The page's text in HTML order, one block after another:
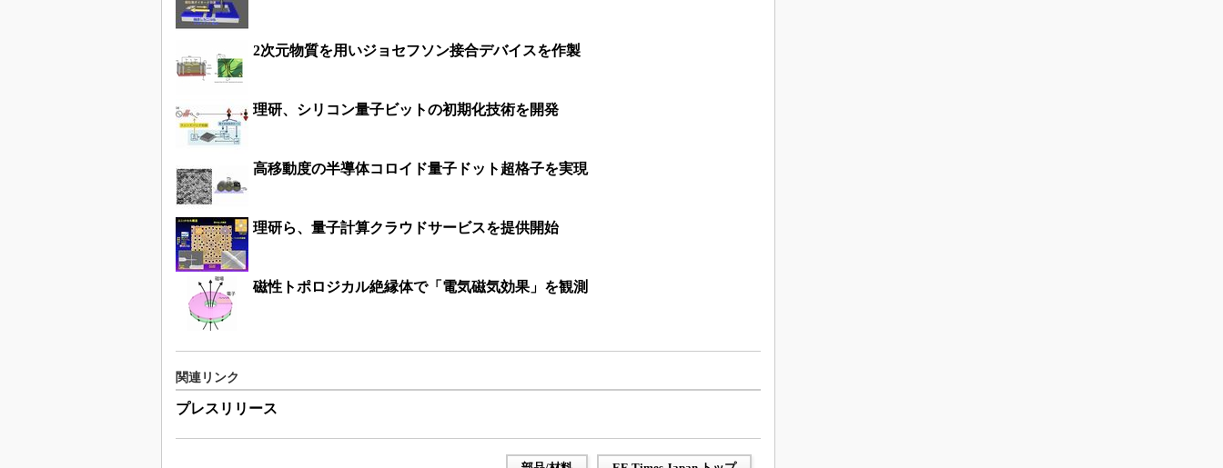
2次元物質を用いジョセフソン接合デバイスを作製
理研、シリコン量子ビットの初期化技術を開発
高移動度の半導体コロイド量子ドット超格子を実現
理研ら、量子計算クラウドサービスを提供開始
磁性トポロジカル絶縁体で「電気磁気効果」を観測
関連リンク
プレスリリース